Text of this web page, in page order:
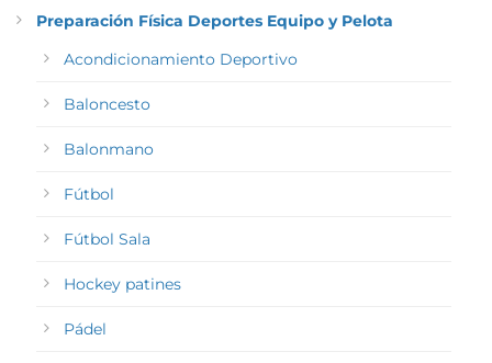
Preparación Física Deportes Equipo y Pelota
Acondicionamiento Deportivo
Baloncesto
Balonmano
Fútbol
Fútbol Sala
Hockey patines
Pádel